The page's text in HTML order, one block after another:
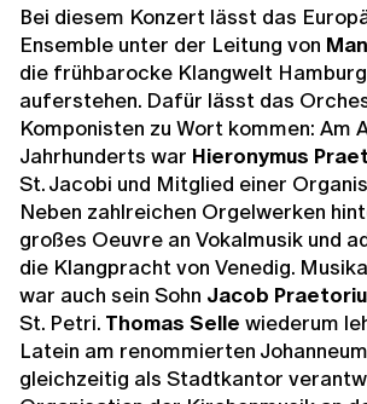
Bei diesem Konzert lässt das
Ensemble unter der Leitung von
die frühbarocke Klangwelt
auferstehen. Dafür lässt das
Komponisten zu Wort kommen: Am
Jahrhunderts war Hieronymus
St. Jacobi und Mitglied einer
Neben zahlreichen Orgelwerken
großes Oeuvre an Vokalmusik und
die Klangpracht von Venedig.
war auch sein Sohn Jacob
St. Petri. Thomas Selle wiederum
Latein am renommierten
gleichzeitig als Stadtkantor